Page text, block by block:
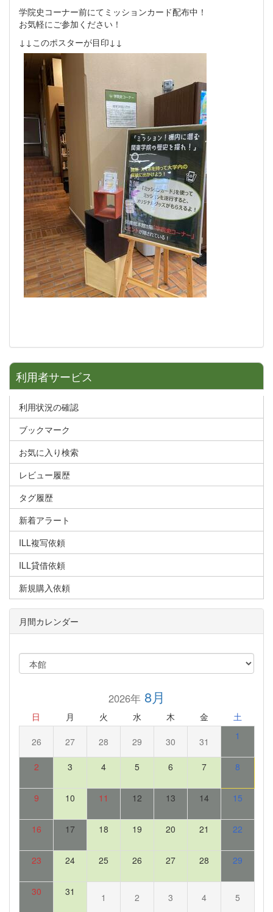
学院史コーナー前にてミッションカード配布中！
お気軽にご参加ください！
↓↓このポスターが目印↓↓
利用者サービス
利用状況の確認
ブックマーク
お気に入り検索
レビュー履歴
タグ履歴
新着アラート
ILL複写依頼
ILL貸借依頼
新規購入依頼
月間カレンダー
2026年8月
日 月 火 水 木 金 土
26 27 28 29 30 31 1
2 3 4 5 6 7 8
9 10 11 12 13 14 15
16 17 18 19 20 21 22
23 24 25 26 27 28 29
30 31 1 2 3 4 5